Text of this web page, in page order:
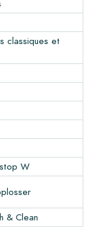
parfaitement
Visitez notre
libre cours à
après la livraison.
de fabrication et
et d'entretien
pour les
carreau
classiques et
W
& Clean